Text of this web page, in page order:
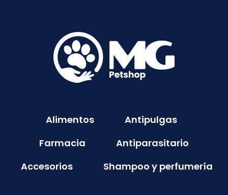
Alimentos
Antipulgas
Farmacia
Antiparasitario
Accesorios
Shampoo y perfumería